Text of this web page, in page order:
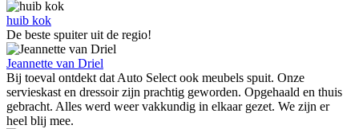
huib kok
De beste spuiter uit de regio!
Jeannette van Driel
Bij toeval ontdekt dat Auto Select ook meubels spuit. Onze
servieskast en dressoir zijn prachtig geworden. Opgehaald en thuis
gebracht. Alles werd weer vakkundig in elkaar gezet. We zijn er
heel blij mee.